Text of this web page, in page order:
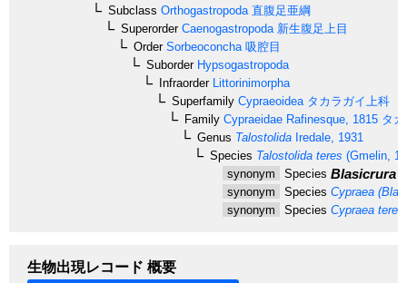
Subclass Orthogastropoda 直腹足亜綱
SuperorderCaenogastropoda 新生腹足上目
OrderSorbeoconcha 吸腔目
SuborderHypsogastropoda
InfraorderLittorinimorpha
Superfamily Cypraeoidea タカラガイ上科
Family Cypraeidae Rafinesque, 1815 タ
Genus Talostolida Iredale, 1931
Species Talostolida teres (Gmelin,
synonym
Species Blasicrura
synonym Species Cypraea
synonym
Species Cypraea teres
生物出現レコード 概要